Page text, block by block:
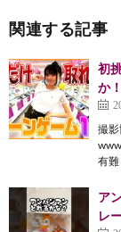
関連する記事
初
か
撮
有
ア
レ